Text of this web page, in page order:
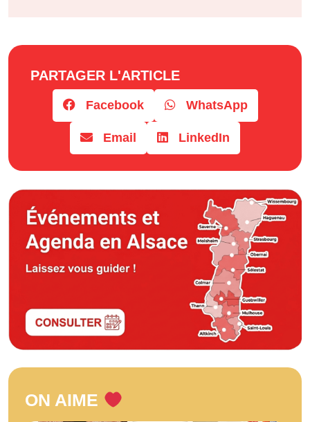
PARTAGER L'ARTICLE
Facebook WhatsApp
Email LinkedIn
ON AIME